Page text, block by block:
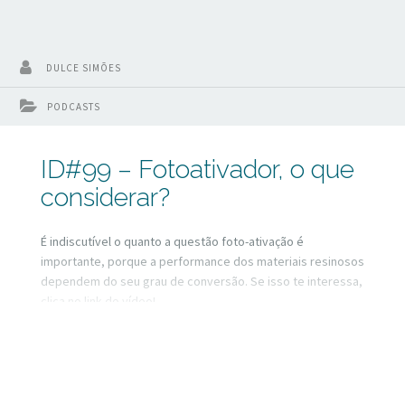
PODCASTS
DULCE SIMÕES
ID#99 – Fotoativador, o que
considerar?
É indiscutível o quanto a questão foto-ativação é
importante, porque a performance dos materiais resinosos
dependem do seu grau de conversão. Se isso te interessa,
clica no link do vídeo!